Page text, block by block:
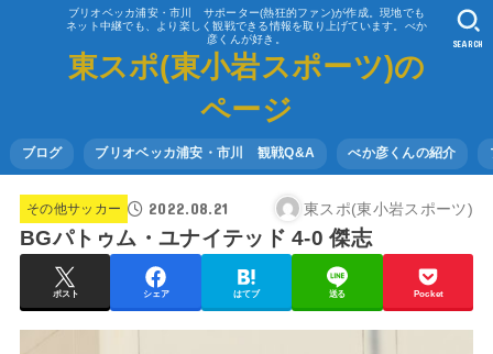
ブリオベッカ浦安・市川 サポーター(熱狂的ファン)が作成。現地でも
ネット中継でも、より楽しく観戦できる情報を取り上げています。べか
彦くんが好き。
東スポ(東小岩スポーツ)の
ページ
ブログ ブリオベッカ浦安・市川 観戦Q&A べか彦くんの紹介
SEARCH
その他サッカー 2022.08.21 東スポ(東小岩スポーツ)
BGパトゥム・ユナイテッド 4-0 傑志
ポスト シェア はてブ 送る Pocket